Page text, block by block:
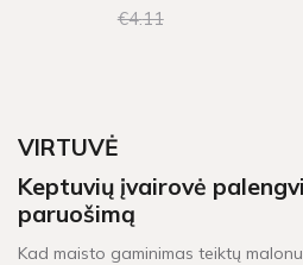
€411
VIRTUVĖ
Keptuvių įvairovė
paruošimą
Kad maisto gaminimas teiktų